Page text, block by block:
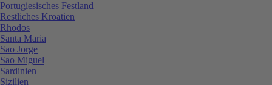
Portugiesisches Festland
Restliches Kroatien
Rhodos
Santa Maria
Sao Jorge
Sao Miguel
Sardinien
Sizilien